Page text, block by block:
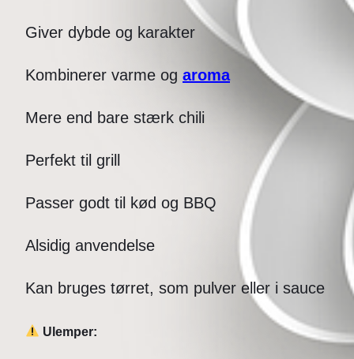
Giver dybde og karakter
Kombinerer varme og aroma
Mere end bare stærk chili
Perfekt til grill
Passer godt til kød og BBQ
Alsidig anvendelse
Kan bruges tørret, som pulver eller i sauce
Ulemper: